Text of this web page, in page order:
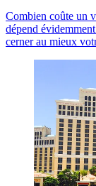
Combien coûte un
dépend
cerner au mieux